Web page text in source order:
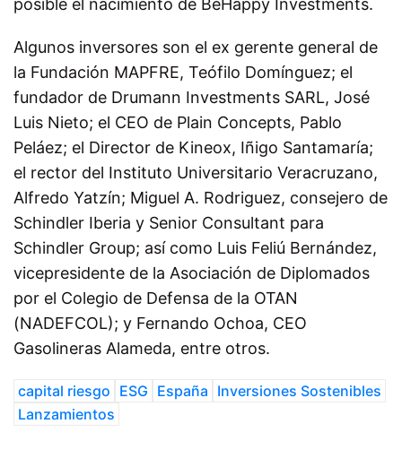
posible el nacimiento de BeHappy Investments.
Algunos inversores son el ex gerente general de
la Fundación MAPFRE, Teófilo Domínguez; el
fundador de Drumann Investments SARL, José
Luis Nieto; el CEO de Plain Concepts, Pablo
Peláez; el Director de Kineox, Iñigo Santamaría;
el rector del Instituto Universitario Veracruzano,
Alfredo Yatzín; Miguel A. Rodriguez, consejero de
Schindler Iberia y Senior Consultant para
Schindler Group; así como Luis Feliú Bernández,
vicepresidente de la Asociación de Diplomados
por el Colegio de Defensa de la OTAN
(NADEFCOL); y Fernando Ochoa, CEO
Gasolineras Alameda, entre otros.
capital riesgo ESG España Inversiones Sostenibles
Lanzamientos